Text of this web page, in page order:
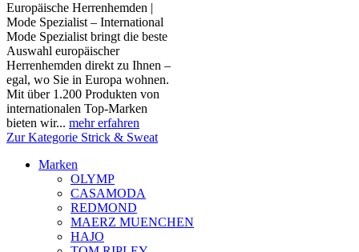
Europäische Herrenhemden |
Mode Spezialist – International
Mode Spezialist bringt die beste
Auswahl europäischer
Herrenhemden direkt zu Ihnen –
egal, wo Sie in Europa wohnen.
Mit über 1.200 Produkten von
internationalen Top-Marken
bieten wir... mehr erfahren
Zur Kategorie Strick & Sweat
Marken
OLYMP
CASAMODA
REDMOND
MAERZ MUENCHEN
HAJO